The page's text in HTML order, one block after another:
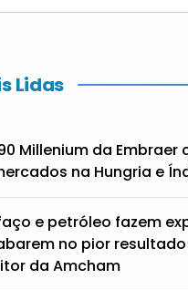
Lidas
Millenium da
na Hungria e
e petróleo fazem
no pior
da Amcham